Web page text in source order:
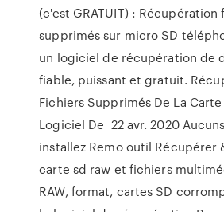
(c'est GRATUIT) : Récupération
supprimés sur micro SD
un logiciel de récupération de
fiable, puissant et gratuit.
Fichiers Supprimés De La Carte
Logiciel De 22 avr. 2020
installez Remo outil Récupérer
carte sd raw et fichiers
RAW, format, cartes SD